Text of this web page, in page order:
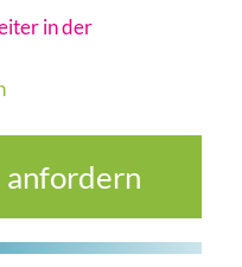
in der
anfordern